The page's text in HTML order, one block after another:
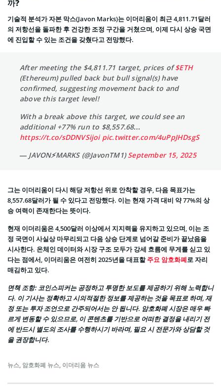
까?
기술적 분석가 자본 막스(Javon Marks)는 이더리움이 최근 4,811.71달러
의 저항선을 돌파한 후 건강한 조정 구간을 거쳤으며, 이제 다시 상승 국면
에 진입할 수 있는 조건을 갖췄다고 전망했다.
After meeting the $4,811.71 target, prices of$ETH
(Ethereum) pulled back but bull signal(s) have
confirmed, suggesting movement back to and
above this target level!
With a break above this target, we could see an
additional +77% run to $8,557.68…
https://t.co/sDDNVSijoi pic.twitter.com/4uPpJHDsgS
— JAVON⚡️MARKS (@JavonTM1)September 15, 2025
그는 이더리움이 다시 해당 저항선 위로 안착할 경우, 다음 목표가는
8,557.68달러가 될 수 있다고 전망했다. 이는 현재 가격 대비 약 77%의 상
승 여력이 존재한다는 뜻이다.
현재 이더리움은 4,500달러 이상에서 지지력을 유지하고 있으며, 이는 조
정 국면이 사실상 마무리되고 다음 상승 단계로 넘어갈 준비가 끝났음을
시사한다. 온체인 데이터와 시장 구조 모두가 강세 흐름에 무게를 싣고 있
다는 점에서, 이더리움은 여전히 2025년을 대표할주요 암호화폐로 자리
매김하고 있다.
면책 조항: 코인스피커는 공정하고 투명한 보도를 제공하기 위해 노력합니
다. 이 기사는 정확하고 시의적절한 정보를 제공하는 것을 목표로 하며, 재
정 또는 투자 조언으로 간주되어서는 안 됩니다. 암호화폐 시장은 매우 빠
르게 변동할 수 있으므로, 이 콘텐츠를 기반으로 어떠한 결정을 내리기 전
에 반드시 별도의 조사를 수행하시기 바라며, 필요 시 전문가와 상담할 것
을 권장합니다.
뉴스, 암호화폐 뉴스, 이더리움 뉴스